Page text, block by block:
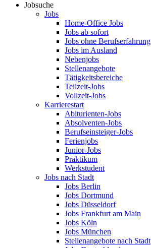
Jobsuche
Jobs
Home-Office Jobs
Jobs ab sofort
Jobs ohne Berufserfahrung
Jobs im Ausland
Nebenjobs
Stellenangebote
Tätigkeitsbereiche
Teilzeit-Jobs
Vollzeit-Jobs
Karrierestart
Abiturienten-Jobs
Absolventen-Jobs
Berufseinsteiger-Jobs
Ferienjobs
Junior-Jobs
Praktikum
Werkstudent
Jobs nach Stadt
Jobs Berlin
Jobs Dortmund
Jobs Düsseldorf
Jobs Frankfurt am Main
Jobs Köln
Jobs München
Stellenangebote nach Stadt